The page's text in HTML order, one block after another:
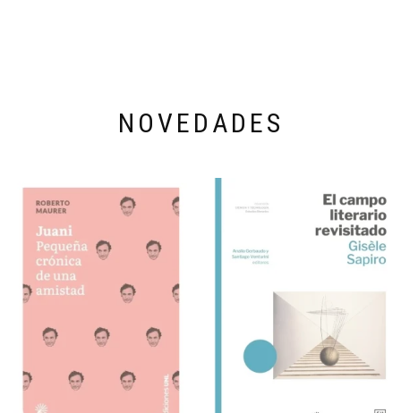
NOVEDADES